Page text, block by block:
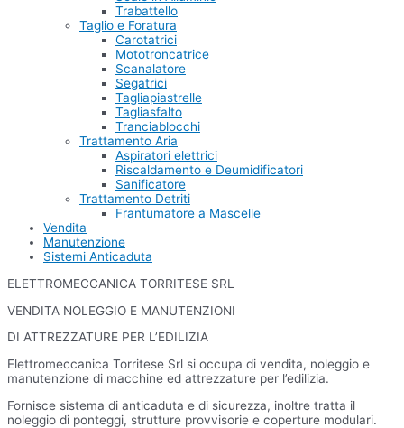
Trabattello
Taglio e Foratura
Carotatrici
Mototroncatrice
Scanalatore
Segatrici
Tagliapiastrelle
Tagliasfalto
Tranciablocchi
Trattamento Aria
Aspiratori elettrici
Riscaldamento e Deumidificatori
Sanificatore
Trattamento Detriti
Frantumatore a Mascelle
Vendita
Manutenzione
Sistemi Anticaduta
ELETTROMECCANICA TORRITESE SRL
VENDITA NOLEGGIO E MANUTENZIONI
DI ATTREZZATURE PER L’EDILIZIA
Elettromeccanica Torritese Srl si occupa di vendita, noleggio e
manutenzione di macchine ed attrezzature per l’edilizia.
Fornisce sistema di anticaduta e di sicurezza, inoltre tratta il
noleggio di ponteggi, strutture provvisorie e coperture modulari.